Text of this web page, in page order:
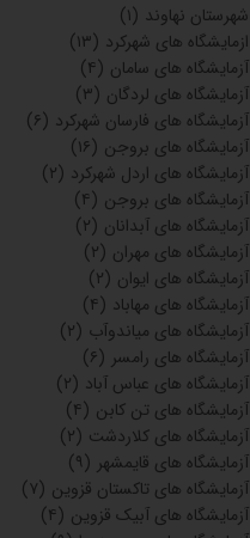
شهرستان نهاوند (۱)
ازمایشگاه های شهرکرد (۱۳)
آزمایشگاه های سامان (۴)
آزمایشگاه های لردگان (۳)
آزمایشگاه های فارسان شهرکرد (۶)
آزمایشگاه های بروجن (۱۶)
آزمایشگاه های اردل شهرکرد (۲)
آزمایشگاه های بروجن (۴)
آزمایشگاه های آبدانان (۲)
آزمایشگاه های مهران (۲)
آزمایشگاه های ایوان (۲)
آزمایشگاه های مهاباد (۴)
آزمایشگاه های میاندوآب (۲)
آزمایشگاه های رامسر (۶)
آزمایشگاه های عباس آباد (۲)
آزمایشگاه های تن کابن (۴)
آزمایشگاه های کلاردشت (۲)
آزمایشگاه های قایمشهر (۹)
آزمایشگاه های تاکستان قزوین (۷)
آزمایشگاه های آبیک قزوین (۴)